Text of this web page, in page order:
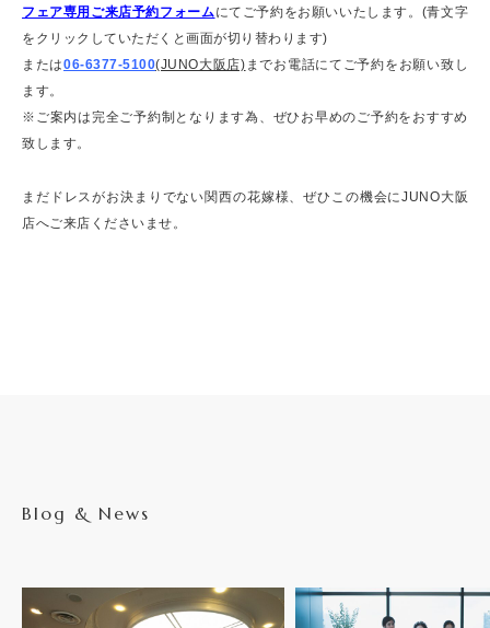
フェア専用ご来店予約フォームにてご予約をお願いいたします。(青文字
をクリックしていただくと画面が切り替わります)
または06-6377-5100(JUNO大阪店) までお電話にてご予約をお願い致し
ます。
※ご案内は完全ご予約制となります為、ぜひお早めのご予約をおすすめ
致します。
まだドレスがお決まりでない関西の花嫁様、ぜひこの機会にJUNO大阪
店へご来店くださいませ。
Blog & News